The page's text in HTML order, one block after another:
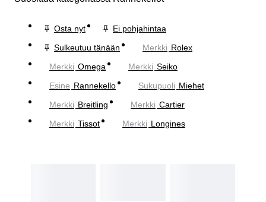
Osta nyt
Ei pohjahintaa
Sulkeutuu tänään
Merkki Rolex
Merkki Omega Merkki Seiko
Esine Rannekello Sukupuoli Miehet
Merkki Breitling Merkki Cartier
Merkki Tissot Merkki Longines